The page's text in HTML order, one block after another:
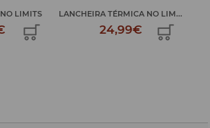
LIMITS LANCHEIRA TÉRMICA NO LIM...
24,99€